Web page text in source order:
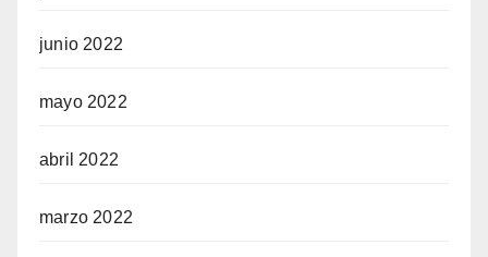
junio 2022
mayo 2022
abril 2022
marzo 2022